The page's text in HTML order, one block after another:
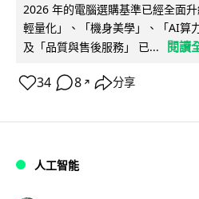
2026 年的電腦選購基準已經全面
輕量化」、「機身美學」、「AI算
及「品質與售後服務」 已...
閱讀
34 8 ↗ 分享
人工智能